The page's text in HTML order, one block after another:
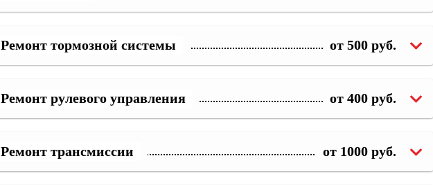
Ремонт тормозной системы от 500 руб.
Ремонт рулевого управления от 400 руб.
Ремонт трансмиссии от 1000 руб.